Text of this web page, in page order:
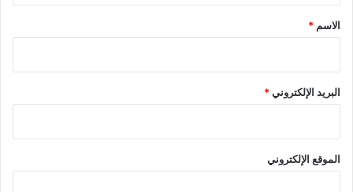
*
الاسم *
البريد الإلكتروني*
الموقع الإلكتروني